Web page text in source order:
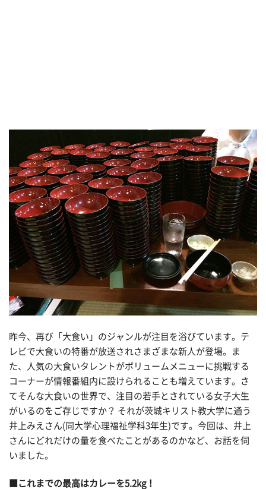
昨今、再び「大食い」のジャンルが注目を浴びています。テ
レビで大食いの特番が放送されさまざまな新人が登場。ま
た、人気の大食いタレントがボリュームメニューに挑戦する
コーナーが情報番組内に設けられることも増えています。さ
てそんな大食いの世界で、注目の若手とされている女子大生
がいるのをご存じですか？ それが茨城キリスト教大学に通う
井上みえさん(同大学心理福祉学科3年生)です。今回は、井上
さんにどれだけの量を食べたことがあるのかなど、お話を伺
いました。
■これまでの最高はカレーを5.2kg！